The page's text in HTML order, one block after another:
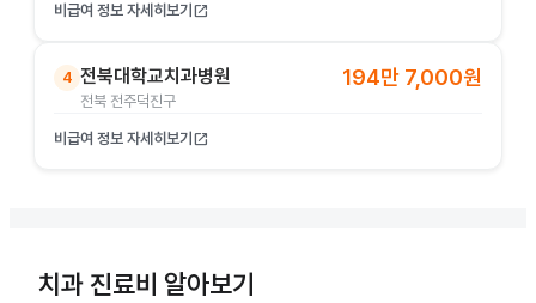
비급여 정보 자세히보기 open_in_new
4 전북대학교치과병원
전북 전주덕진구
194만 7,000원
비급여 정보 자세히보기 open_in_new
치과 진료비 알아보기